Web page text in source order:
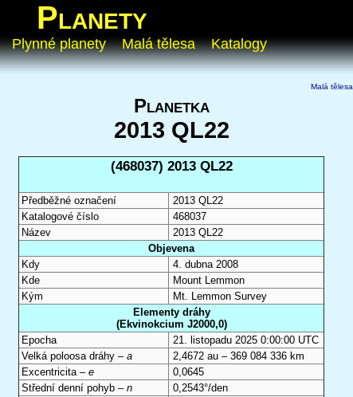
Planety
Plynné planety Malá tělesa Katalogy
Malá tělesa
Planetka
2013 QL22
(468037) 2013 QL22
Předběžné označení
2013 QL22
Katalogové číslo
468037
Název
2013 QL22
Objevena
Kdy
4. dubna 2008
Kde
Mount Lemmon
Kým
Mt. Lemmon Survey
Elementy dráhy
(Ekvinokcium J2000,0)
Epocha
21. listopadu 2025 0:00:00 UTC
Velká poloosa dráhy – a
2,4672 au – 369 084 336 km
Excentricita – e
0,0645
Střední denní pohyb – n
0,2543°/den